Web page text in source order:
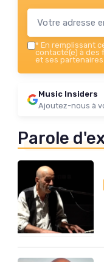
* En remplissant
contacté(e) à des
et ses partenaires.
Music Insiders
Ajoutez-nous à
Parole